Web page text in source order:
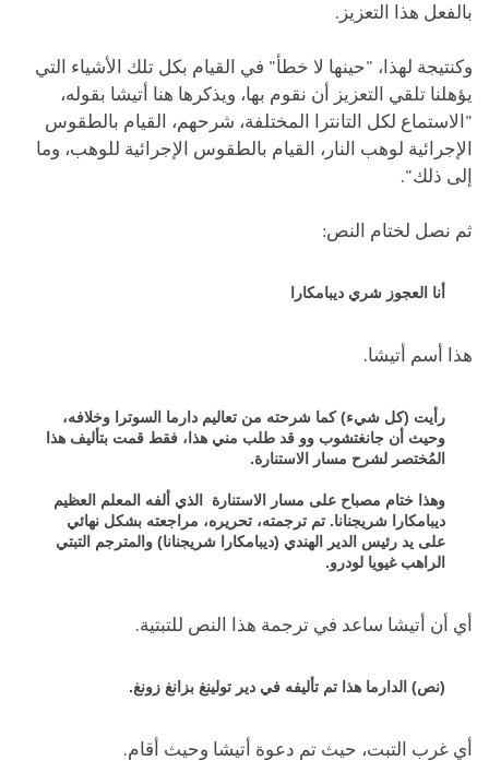
بالفعل هذا التعزيز.
وكنتيجة لهذا، "حينها لا خطأ" في القيام بكل تلك الأشياء التي
يؤهلنا تلقي التعزيز أن نقوم بها، ويذكرها هنا أتيشا بقوله،
"الاستماع لكل التانترا المختلفة، شرحهم، القيام بالطقوس
الإجرائية لوهب النار، القيام بالطقوس الإجرائية للوهب، وما
إلى ذلك".
ثم نصل لختام النص:
أنا العجوز شري ديبامكارا
هذا أسم أتيشا.
رأيت (كل شيء) كما شرحته من تعاليم دارما السوترا وخلافه،
وحيث أن جانغتشوب وو قد طلب مني هذا، فقط قمت بتأليف هذا
المُختصر لشرح مسار الاستنارة.
وهذا ختام مصباح على مسار الاستنارة الذي ألفه المعلم العظيم
ديبامكارا شريجنانا. تم ترجمته، تحريره، مراجعته بشكل نهائي
على يد رئيس الدير الهندي (ديبامكارا شريجنانا) والمترجم التبتي
الراهب غيويا لودرو.
أي أن أتيشا ساعد في ترجمة هذا النص للتبتية.
(نص) الدارما هذا تم تأليفه في دير تولينغ بزانغ زونغ.
أي غرب التبت، حيث تم دعوة أتيشا وحيث أقام.